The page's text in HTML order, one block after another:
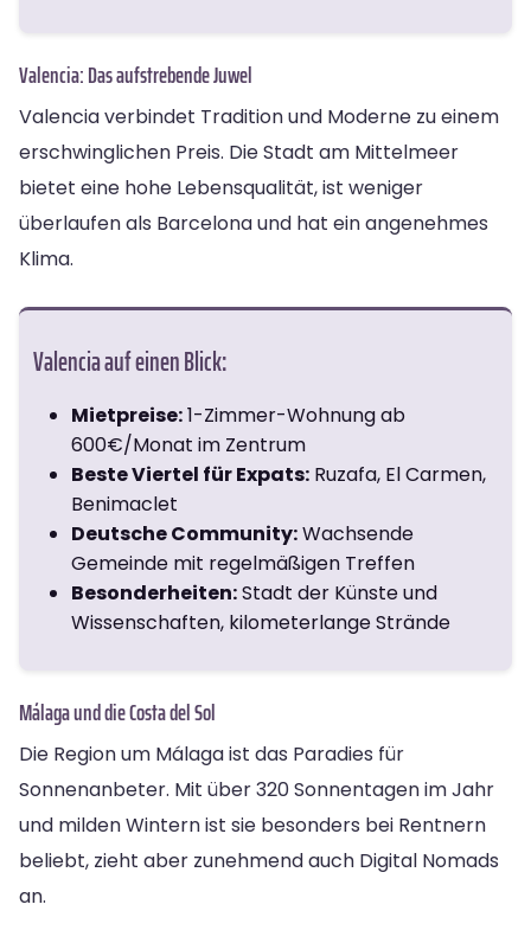
Valencia: Das aufstrebende Juwel
Valencia verbindet Tradition und Moderne zu einem
erschwinglichen Preis. Die Stadt am Mittelmeer
bietet eine hohe Lebensqualität, ist weniger
überlaufen als Barcelona und hat ein angenehmes
Klima.
Valencia auf einen Blick:
Mietpreise:1-Zimmer-Wohnung ab
600€/Monat im Zentrum
Beste Viertel für Expats: Ruzafa, El Carmen,
Benimaclet
Deutsche Community:Wachsende
Gemeinde mit regelmäßigen Treffen
Besonderheiten:Stadt der Künste und
Wissenschaften, kilometerlange Strände
Málaga und die Costa del Sol
Die Region um Málaga ist das Paradies für
Sonnenanbeter. Mit über 320 Sonnentagen im Jahr
und milden Wintern ist sie besonders bei Rentnern
beliebt, zieht aber zunehmend auch Digital Nomads
an.